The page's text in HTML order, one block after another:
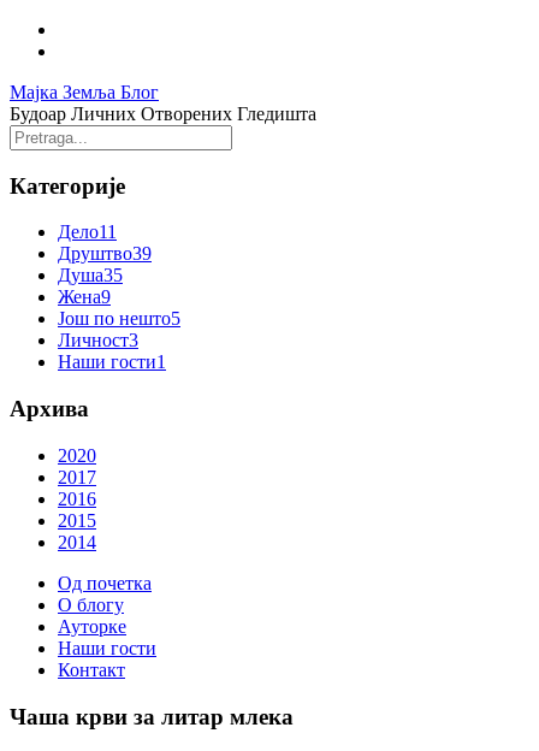
Мајка Земља Блог
Будоар Личних Отворених Гледишта
Категорије
Дело11
Друштво39
Душа35
Жена9
Још по нешто5
Личност3
Наши гости1
Архива
2020
2017
2016
2015
2014
Од почетка
О блогу
Ауторке
Наши гости
Контакт
Чаша крви за литар млека